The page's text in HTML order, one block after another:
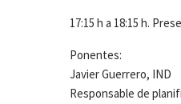
17:15 h a 18:15 h.
Ponentes:
Javier Guerrero, IND
Responsable de